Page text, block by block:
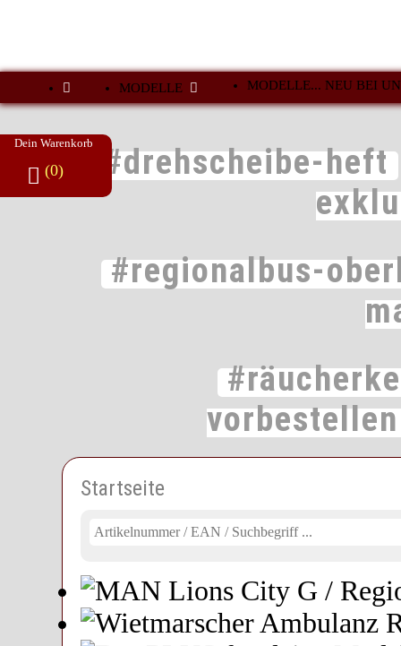
MODELLE MODELLE... NEU BEI
Dein Warenkorb
(0)
#drehscheibe-heft
#regionalbus-
Startseite